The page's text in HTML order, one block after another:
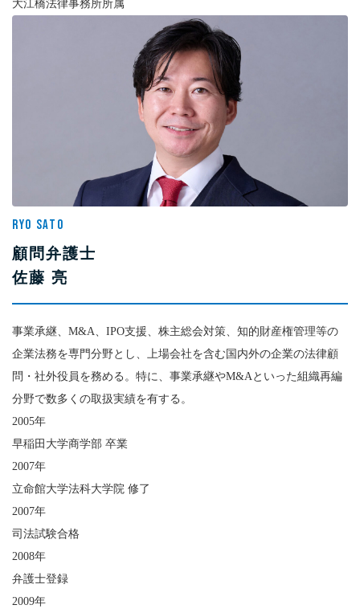
大江橋法律事務所所属
RYO SATO
顧問弁護士
佐藤 亮
事業承継、M&A、IPO支援、株主総会対策、知的財産権管理等の
企業法務を専門分野とし、上場会社を含む国内外の企業の法律顧
問・社外役員を務める。特に、事業承継やM&Aといった組織再編
分野で数多くの取扱実績を有する。
2005年
早稲田大学商学部 卒業
2007年
立命館大学法科大学院 修了
2007年
司法試験合格
2008年
弁護士登録
2009年